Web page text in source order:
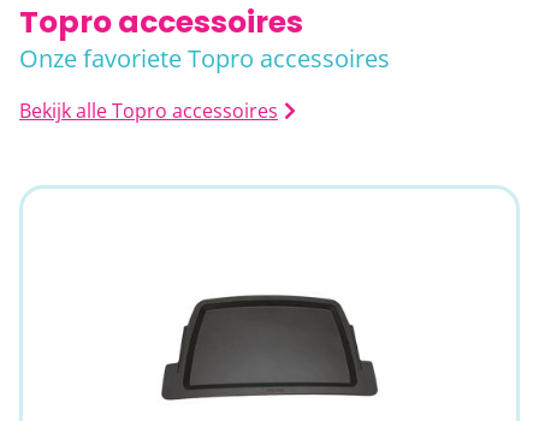
Topro accessoires
Onze favoriete Topro accessoires
Bekijk alle Topro accessoires